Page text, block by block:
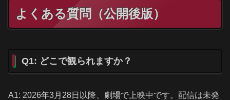
よくある質問（公開後版）
Q1: どこで観られますか？
A1: 2026年3月28日以降、劇場で上映中です。配信は未発